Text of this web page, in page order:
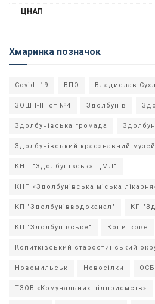
ЦНАП
Хмаринка позначок
Covid- 19 ВПО Владислав
ЗОШ І-ІІІ ст №4 Здолбунів
Здолбунівська громада
Здолбунівський краєзнавчий музей
КНП "Здолбунівська ЦМЛ"
КНП «Здолбунівська міська
КП "Здолбунівводоканал" КП
КП "Здолбунівське" Копиткове
Копитківський старостинський
Новомильськ Новосілки
ТЗОВ «Комунальних підприємств»